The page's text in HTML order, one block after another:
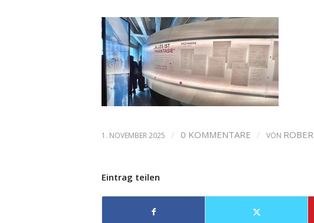
1. NOVEMBER 2025 / 0 KOMMENTARE / VON
Eintrag teilen